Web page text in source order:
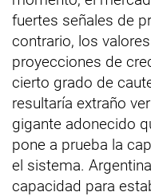
fuertes señales de
contrario, los
proyecciones de
cierto grado de
resultaría extraño
gigante adonecido
pone a prueba la
el sistema.
capacidad para